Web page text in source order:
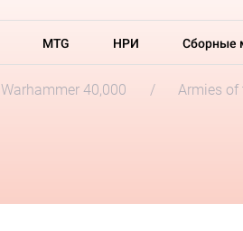
MTG НРИ Сборные
Warhammer 40,000 Armies of